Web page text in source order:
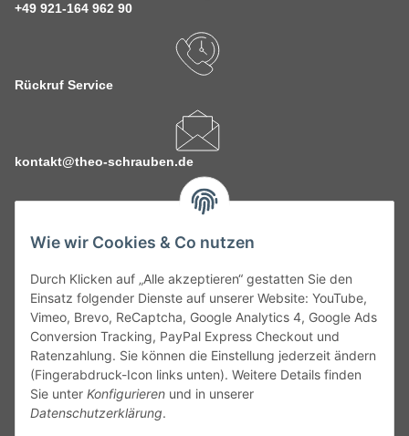
Wie wir Cookies & Co nutzen
Durch Klicken auf „Alle akzeptieren“ gestatten Sie den
Einsatz folgender Dienste auf unserer Website: YouTube,
Vimeo, Brevo, ReCaptcha, Google Analytics 4, Google Ads
Conversion Tracking, PayPal Express Checkout und
Ratenzahlung. Sie können die Einstellung jederzeit ändern
(Fingerabdruck-Icon links unten). Weitere Details finden
Sie unter Konfigurieren und in unserer
Datenschutzerklärung.
+49 921-164 962 90
Rückruf Service
kontakt@theo-schrauben.de
Service
Gesetzliche Informationen
Alle technischen Angaben ohne Gewähr. Irrtümer und fehlerhafte
Angaben vorbehalten. Wenn Sie Datenblätter oder spezielle